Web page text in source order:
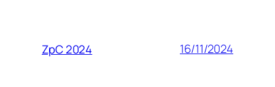
ZpC 2024 16/11/2024